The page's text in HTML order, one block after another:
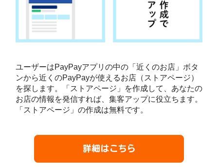
ユーザーはPayPayアプリの中の「近くのお店」ボタ
ンから近くのPayPayが使えるお店（ストアページ）
を探します。「ストアページ」を作成して、あなたの
お店の情報を発信すれば、集客アップに役立ちます。
「ストアページ」の作成は無料です。
詳細はこちら